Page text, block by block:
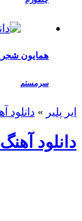
همایون
سرمستم
ایر پلیر » دانلود
دانلود